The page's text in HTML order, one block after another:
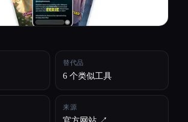
替代品
6 个类似工具
来源